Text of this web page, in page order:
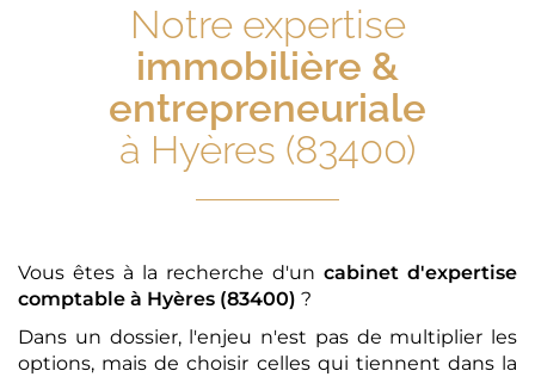
Notre expertise
immobilière &
entrepreneuriale
à Hyères (83400)
Vous êtes à la recherche d'un cabinet d'expertise
comptable à Hyères (83400) ?
Dans un dossier, l'enjeu n'est pas de multiplier les
options, mais de choisir celles qui tiennent dans la